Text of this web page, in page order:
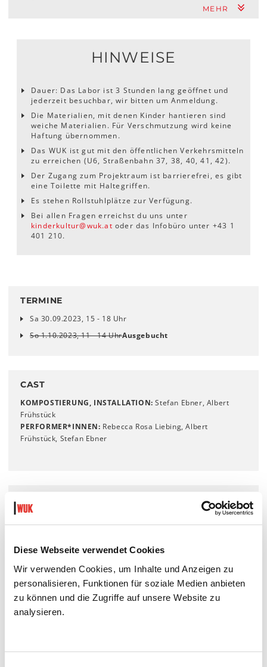
Diese Webseite verwendet Cookies
Wir verwenden Cookies, um Inhalte und Anzeigen zu
personalisieren, Funktionen für soziale Medien anbieten
zu können und die Zugriffe auf unsere Website zu
analysieren.
MEHR
HINWEISE
Dauer: Das Labor ist 3 Stunden lang geöffnet und
jederzeit besuchbar, wir bitten um Anmeldung.
Die Materialien, mit denen Kinder hantieren sind
weiche Materialien. Für Verschmutzung wird keine
Haftung übernommen.
Das WUK ist gut mit den öffentlichen Verkehrsmitteln
zu erreichen (U6, Straßenbahn 37, 38, 40, 41, 42).
Der Zugang zum Projektraum ist barrierefrei, es gibt
eine Toilette mit Haltegriffen.
Es stehen Rollstuhlplätze zur Verfügung.
Bei allen Fragen erreichst du uns unter
kinderkultur@wuk.at oder das Infobüro unter +43 1
401 210.
TERMINE
Sa 30.09.2023, 15 - 18 Uhr
So 1.10.2023, 11 - 14 UhrAusgebucht
CAST
KOMPOSTIERUNG, INSTALLATION:Stefan Ebner, Albert
Frühstück
PERFORMER*INNEN: Rebecca Rosa Liebing, Albert
Frühstück, Stefan Ebner
INFO
Anmeldung erwünscht:kinderkultur@wuk.at